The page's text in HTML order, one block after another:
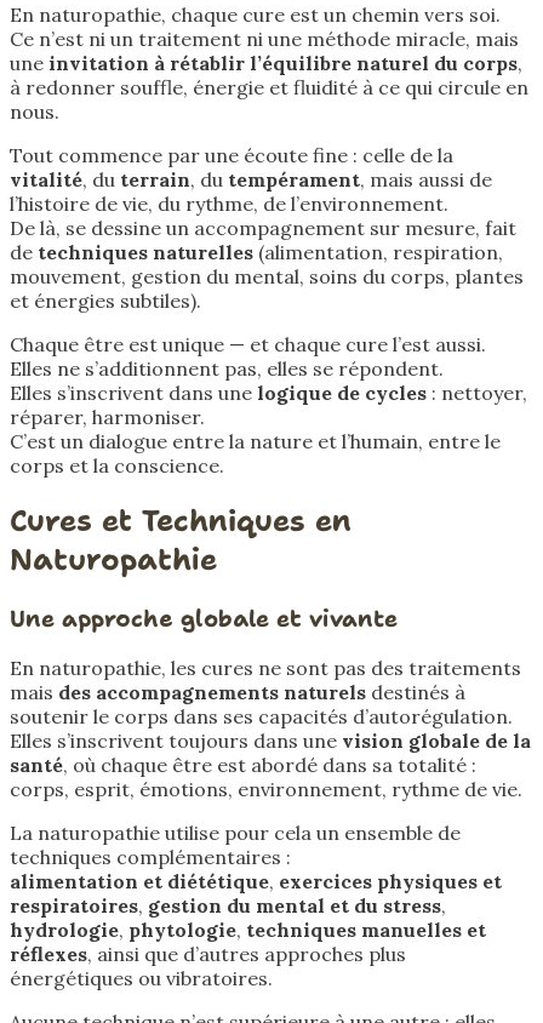
En naturopathie, chaque cure est un chemin vers soi.
Ce n’est ni un traitement ni une méthode miracle, mais
une invitation à rétablir l’équilibre naturel du corps,
à redonner souffle, énergie et fluidité à ce qui circule en
nous.
Tout commence par une écoute fine : celle de la
vitalité, du terrain, du tempérament, mais aussi de
l’histoire de vie, du rythme, de l’environnement.
De là, se dessine un accompagnement sur mesure, fait
de techniques naturelles (alimentation, respiration,
mouvement, gestion du mental, soins du corps, plantes
et énergies subtiles).
Chaque être est unique — et chaque cure l’est aussi.
Elles ne s’additionnent pas, elles se répondent.
Elles s’inscrivent dans une logique de cycles : nettoyer,
réparer, harmoniser.
C’est un dialogue entre la nature et l’humain, entre le
corps et la conscience.
Cures et Techniques en
Naturopathie
Une approche globale et vivante
En naturopathie, les cures ne sont pas des traitements
mais des accompagnements naturels destinés à
soutenir le corps dans ses capacités d’autorégulation.
Elles s’inscrivent toujours dans une vision globale de la
santé, où chaque être est abordé dans sa totalité :
corps, esprit, émotions, environnement, rythme de vie.
La naturopathie utilise pour cela un ensemble de
techniques complémentaires :
alimentation et diététique, exercices physiques et
respiratoires, gestion du mental et du stress,
hydrologie, phytologie, techniques manuelles et
réflexes, ainsi que d’autres approches plus
énergétiques ou vibratoires.